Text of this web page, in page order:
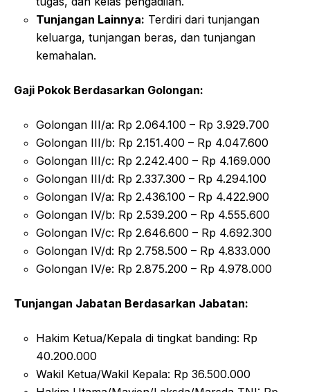
Tunjangan Lainnya: Terdiri dari tunjangan
keluarga, tunjangan beras, dan tunjangan
kemahalan.
Gaji Pokok Berdasarkan Golongan:
Golongan III/a: Rp 2.064.100 – Rp 3.929.700
Golongan III/b: Rp 2.151.400 – Rp 4.047.600
Golongan III/c: Rp 2.242.400 – Rp 4.169.000
Golongan III/d: Rp 2.337.300 – Rp 4.294.100
Golongan IV/a: Rp 2.436.100 – Rp 4.422.900
Golongan IV/b: Rp 2.539.200 – Rp 4.555.600
Golongan IV/c: Rp 2.646.600 – Rp 4.692.300
Golongan IV/d: Rp 2.758.500 – Rp 4.833.000
Golongan IV/e: Rp 2.875.200 – Rp 4.978.000
Tunjangan Jabatan Berdasarkan Jabatan:
Hakim Ketua/Kepala di tingkat banding: Rp
40.200.000
Wakil Ketua/Wakil Kepala: Rp 36.500.000